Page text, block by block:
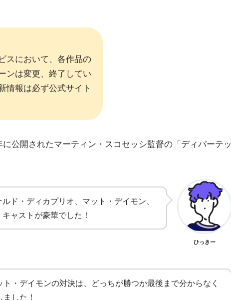
スにおいて、各作品の
ンは変更、終了してい
情報は必ず公式サイト
公開されたマーティン・スコセッシ監督の「ディパーテッ
ド・ディカプリオ、マット・デイモン、
ャストが豪華でした！
ひっきー
ト・デイモンの対決は、どっちが勝つか最後まで分からなく
した！